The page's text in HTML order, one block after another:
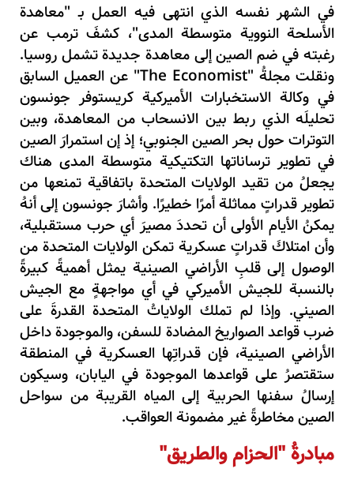
في الشهر نفسه الذي انتهى فيه العمل بـ "معاهدة
الأسلحة النووية متوسطة المدى"، كشفَ ترمب عن
رغبته في ضم الصين إلى معاهدة جديدة تشمل روسيا.
ونقلت مجلةُ "The Economist" عن العميل السابق
في وكالة الاستخبارات الأميركية كريستوفر جونسون
تحليلَه الذي ربط بين الانسحاب من المعاهدة، وبين
التوترات حول بحر الصين الجنوبي؛ إذ إن استمرارَ الصين
في تطوير ترساناتها التكتيكية متوسطة المدى هناك
يجعلُ من تقيد الولايات المتحدة باتفاقية تمنعها من
تطوير قدراتٍ مماثلة أمرًا خطيرًا. وأشارَ جونسون إلى أنهُ
يمكنُ الأيام الأولى أن تحددَ مصيرَ أي حرب مستقبلية،
وأن امتلاكَ قدراتٍ عسكرية تمكن الولايات المتحدة من
الوصول إلى قلبِ الأراضي الصينية يمثل أهميةً كبيرةً
بالنسبة للجيش الأميركي في أي مواجهةٍ مع الجيش
الصيني. وإذا لم تملك الولاياتُ المتحدة القدرةَ على
ضرب قواعد الصواريخ المضادة للسفن، والموجودة داخل
الأراضي الصينية، فإن قدراتِها العسكرية في المنطقة
ستقتصرُ على قواعدها الموجودة في اليابان، وسيكون
إرسالُ سفنها الحربية إلى المياه القريبة من سواحل
الصين مخاطرةً غير مضمونة العواقب.
مبادرةُ "الحزام والطريق"